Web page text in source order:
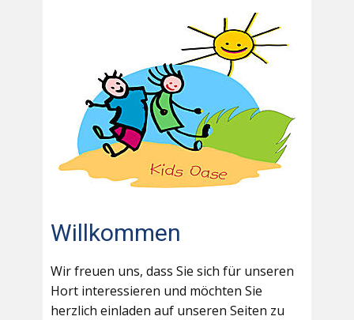
Willkommen
Wir freuen uns, dass Sie sich für unseren
Hort interessieren und möchten Sie
herzlich einladen auf unseren Seiten zu